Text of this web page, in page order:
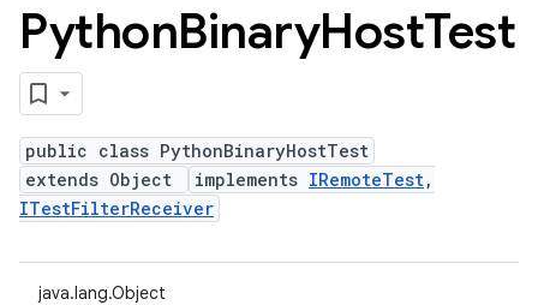
PythonBinaryHostTest
public class PythonBinaryHostTest
extends Object
implements IRemoteTest,
ITestFilterReceiver
java.lang.Object